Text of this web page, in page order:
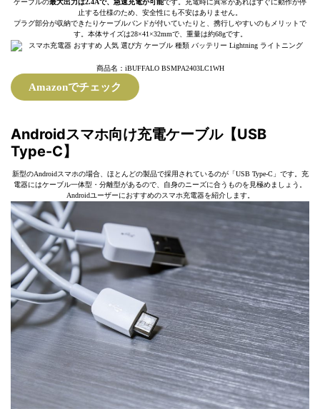
ケーブルの最大出力は2.4Aで、急速充電が可能です。充電時に異常があればすぐに動作が停
止する仕様のため、安全性にも不安はありません。
プラグ部分が収納できたりケーブルバンドが付いていたりと、携行しやすいのもメリットで
す。本体サイズは28×41×32mmで、重量は約68gです。
商品名：iBUFFALO BSMPA2403LC1WH
Amazonでチェック
Androidスマホ向け充電ケーブル【USB
Type-C】
新型のAndroidスマホの場合、ほとんどの製品で採用されているのが「USB Type-C」です。充
電器にはケーブル一体型・分離型があるので、自身のニーズに合うものを見極めましょう。
Androidユーザーにおすすめのスマホ充電器を紹介します。